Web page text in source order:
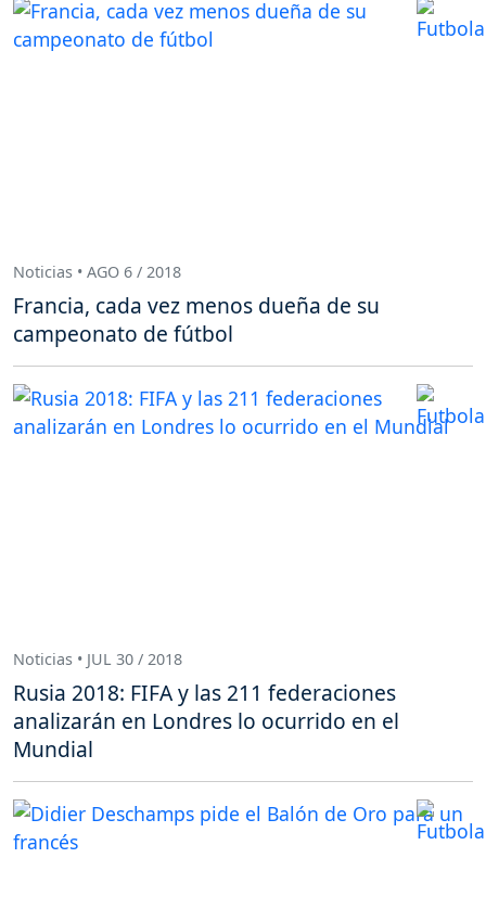
Noticias • AGO 6 / 2018
Francia, cada vez menos dueña de su
campeonato de fútbol
Noticias • JUL 30 / 2018
Rusia 2018: FIFA y las 211 federaciones
analizarán en Londres lo ocurrido en el
Mundial